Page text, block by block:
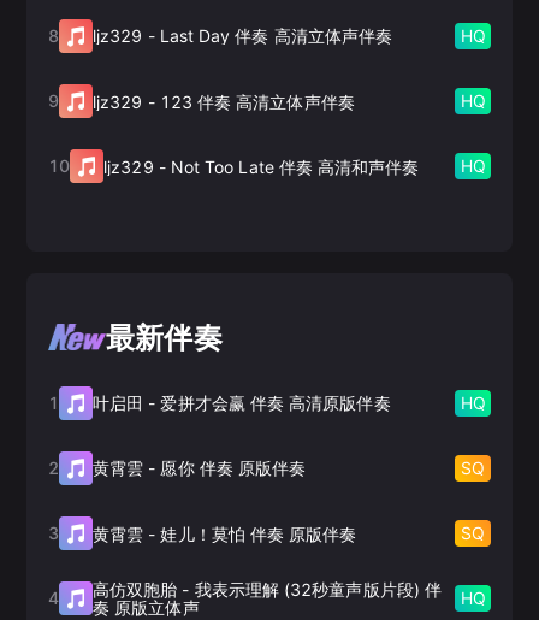
8 ljz329 - Last Day 伴奏 高清立体声伴奏 HQ
9 ljz329 - 123 伴奏 高清立体声伴奏 HQ
10 ljz329 - Not Too Late 伴奏 高清和声伴奏 HQ
最新伴奏
1 叶启田 -爱拼才会赢 伴奏 高清原版伴奏 HQ
2 黄霄雲 - 愿你 伴奏 原版伴奏 SQ
3 黄霄雲 -娃儿！莫怕 伴奏 原版伴奏 SQ
4 高仿双胞胎 - 我表示理解 (32秒童声版片段) 伴
奏 原版立体声
HQ